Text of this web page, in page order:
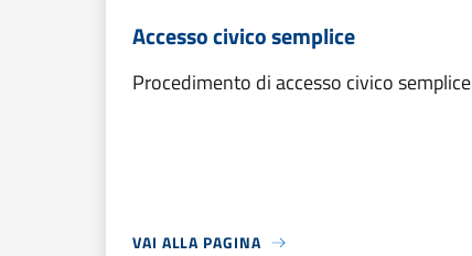
Accesso civico semplice
Procedimento di accesso civico semplice
VAI ALLA PAGINA